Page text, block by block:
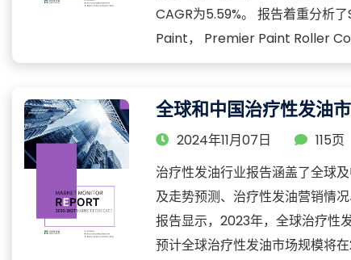
CAGR为5.59%。 报告着重分
Paint， Premier Paint Roller
全球和中国治疗性发油
2024年11月07日
115页
治疗性发油行业报告涵盖了全球
及走势预测、治疗性发油营销情
报告显示，2023年，全球治疗性
预计全球治疗性发油市场规模将